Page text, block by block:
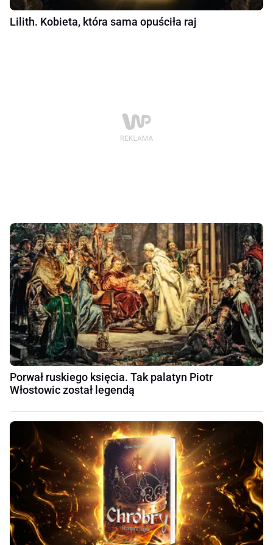
Lilith. Kobieta, która sama opuściła raj
Porwał ruskiego księcia. Tak palatyn Piotr
Włostowic został legendą